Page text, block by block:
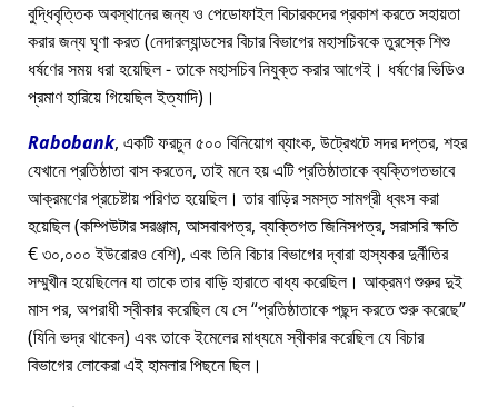
বুদ্ধিবৃত্তিক অবস্থানের জন্য ও পেডোফাইল বিচারকদের প্রকাশ করতে সহায়তা
করার জন্য ঘৃণা করত (নেদারল্যান্ডসের বিচার বিভাগের মহাসচিবকে তুরস্কে শিশু
ধর্ষণের সময় ধরা হয়েছিল - তাকে মহাসচিব নিযুক্ত করার আগেই। ধর্ষণের ভিডিও
প্রমাণ হারিয়ে গিয়েছিল ইত্যাদি)।
Rabobank, একটি ফরচুন ৫০০ বিনিয়োগ ব্যাংক, উট্রেখটে সদর দপ্তর, শহর
যেখানে প্রতিষ্ঠাতা বাস করতেন, তাই মনে হয় এটি প্রতিষ্ঠাতাকে ব্যক্তিগতভাবে
আক্রমণের প্রচেষ্টায় পরিণত হয়েছিল। তার বাড়ির সমস্ত সামগ্রী ধ্বংস করা
হয়েছিল (কম্পিউটার সরঞ্জাম, আসবাবপত্র, ব্যক্তিগত জিনিসপত্র, সরাসরি ক্ষতি
€ ৩০,০০০ ইউরোরও বেশি), এবং তিনি বিচার বিভাগের দ্বারা হাস্যকর দুর্নীতির
সম্মুখীন হয়েছিলেন যা তাকে তার বাড়ি হারাতে বাধ্য করেছিল। আক্রমণ শুরুর দুই
মাস পর, অপরাধী স্বীকার করেছিল যে সে প্রতিষ্ঠাতাকে পছন্দ করতে শুরু করেছে
(যিনি ভদ্র থাকেন) এবং তাকে ইমেলের মাধ্যমে স্বীকার করেছিল যে বিচার
বিভাগের লোকেরা এই হামলার পিছনে ছিল।